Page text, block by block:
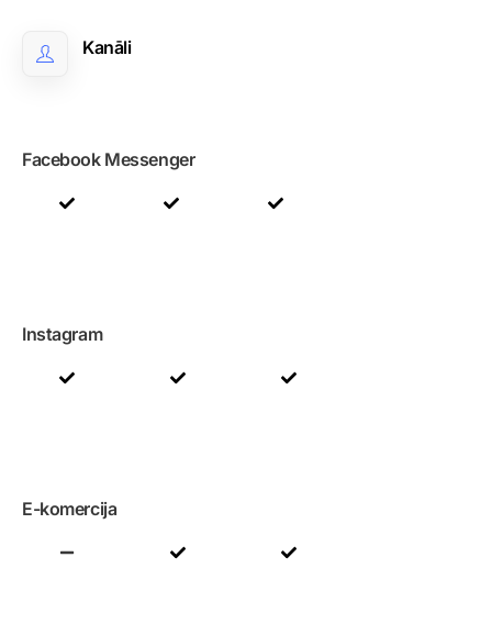
Kanāli
Facebook Messenger
Instagram
E-komercija